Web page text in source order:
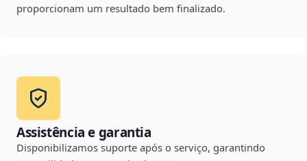
proporcionam um resultado bem finalizado.
Assistência e garantia
Disponibilizamos suporte após o serviço, garantindo